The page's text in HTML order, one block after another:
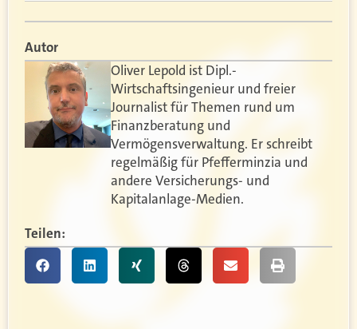
Autor
Oliver Lepold ist Dipl.-
Wirtschaftsingenieur und freier
Journalist für Themen rund um
Finanzberatung und
Vermögensverwaltung. Er schreibt
regelmäßig für Pfefferminzia und
andere Versicherungs- und
Kapitalanlage-Medien.
Teilen: